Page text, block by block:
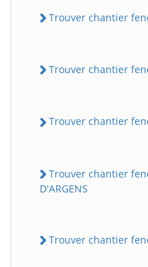
Trouver chantier
Trouver chantier
Trouver chantier
Trouver chantier
D'ARGENS
Trouver chantier